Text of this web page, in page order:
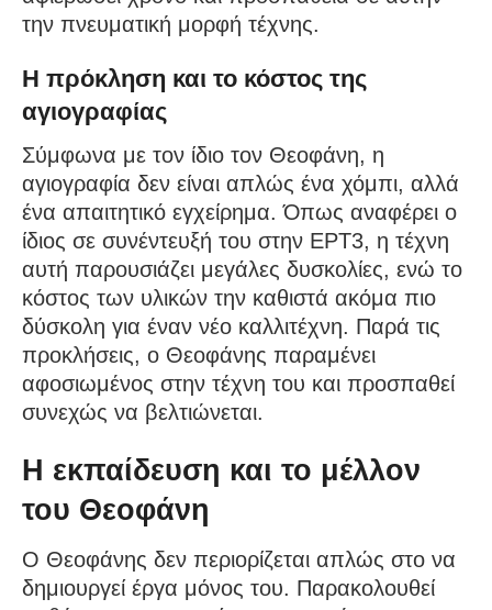
την πνευματική μορφή τέχνης.
Η πρόκληση και το κόστος της
αγιογραφίας
Σύμφωνα με τον ίδιο τον Θεοφάνη, η
αγιογραφία δεν είναι απλώς ένα χόμπι, αλλά
ένα απαιτητικό εγχείρημα. Όπως αναφέρει ο
ίδιος σε συνέντευξή του στην ΕΡΤ3, η τέχνη
αυτή παρουσιάζει μεγάλες δυσκολίες, ενώ το
κόστος των υλικών την καθιστά ακόμα πιο
δύσκολη για έναν νέο καλλιτέχνη. Παρά τις
προκλήσεις, ο Θεοφάνης παραμένει
αφοσιωμένος στην τέχνη του και προσπαθεί
συνεχώς να βελτιώνεται.
Η εκπαίδευση και το μέλλον
του Θεοφάνη
Ο Θεοφάνης δεν περιορίζεται απλώς στο να
δημιουργεί έργα μόνος του. Παρακολουθεί